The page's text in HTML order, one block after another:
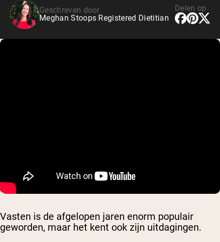
Shop All Vegan Protein
Geschreven door
Meghan Stoops Registered Dietitian
Delen op
Vasten is de afgelopen jaren enorm populair
geworden, maar het kent ook zijn uitdagingen.